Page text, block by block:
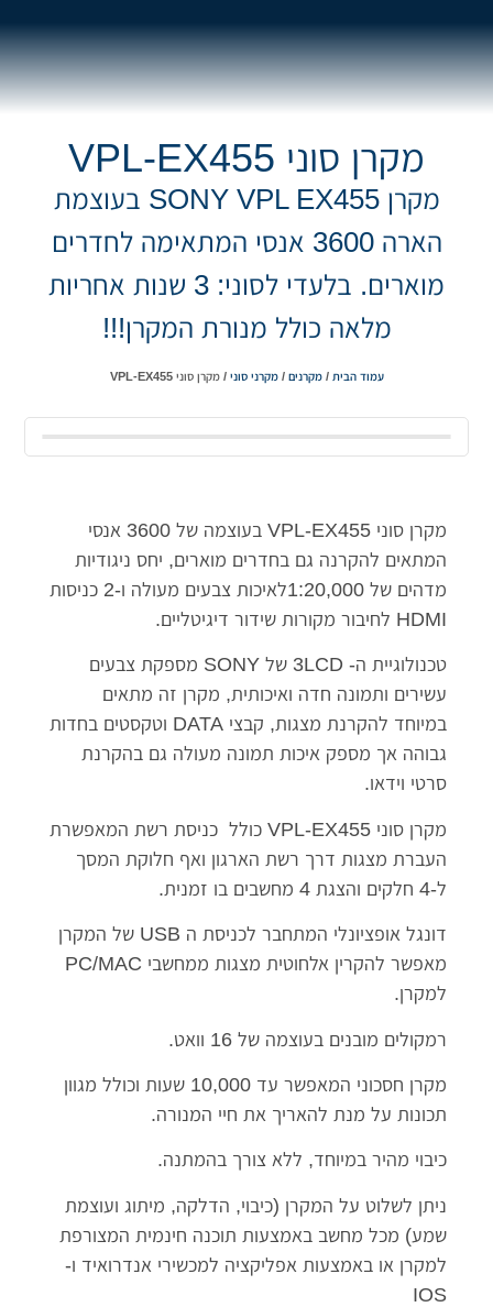
מקרן סוני VPL-EX455
מקרן SONY VPL EX455 בעוצמת
הארה 3600 אנסי המתאימה לחדרים
מוארים. בלעדי לסוני: 3 שנות אחריות
מלאה כולל מנורת המקרן!!!
עמוד הבית /מקרנים /מקרני סוני / מקרן סוני VPL-EX455
מקרן סוני VPL-EX455 בעוצמה של 3600 אנסי
המתאים להקרנה גם בחדרים מוארים, יחס ניגודיות
מדהים של 1:20,000לאיכות צבעים מעולה ו-2 כניסות
HDMI לחיבור מקורות שידור דיגיטליים.
טכנולוגיית ה- 3LCD של SONY מספקת צבעים
עשירים ותמונה חדה ואיכותית, מקרן זה מתאים
במיוחד להקרנת מצגות, קבצי DATA וטקסטים בחדות
גבוהה אך מספק איכות תמונה מעולה גם בהקרנת
סרטי וידאו.
מקרן סוני VPL-EX455 כולל כניסת רשת המאפשרת
העברת מצגות דרך רשת הארגון ואף חלוקת המסך
ל-4 חלקים והצגת 4 מחשבים בו זמנית.
דונגל אופציונלי המתחבר לכניסת ה USB של המקרן
מאפשר להקרין אלחוטית מצגות ממחשבי PC/MAC
למקרן.
רמקולים מובנים בעוצמה של 16 וואט.
מקרן חסכוני המאפשר עד 10,000 שעות וכולל מגוון
תכונות על מנת להאריך את חיי המנורה.
כיבוי מהיר במיוחד, ללא צורך בהמתנה.
ניתן לשלוט על המקרן (כיבוי, הדלקה, מיתוג ועוצמת
שמע) מכל מחשב באמצעות תוכנה חינמית המצורפת
למקרן או באמצעות אפליקציה למכשירי אנדרואיד ו-
IOS